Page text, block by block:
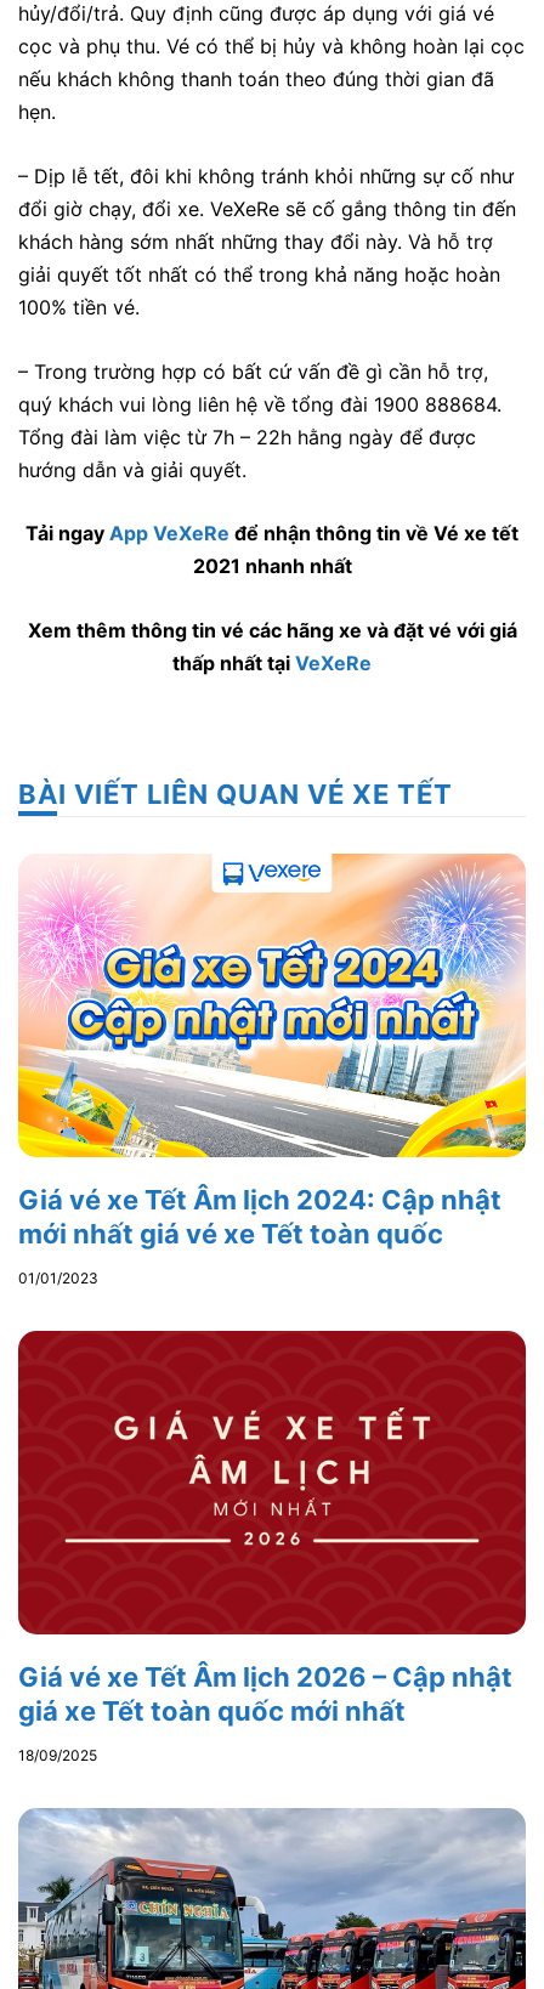
hủy/đổi/trả. Quy định cũng được áp dụng với giá vé
cọc và phụ thu. Vé có thể bị hủy và không hoàn lại cọc
nếu khách không thanh toán theo đúng thời gian đã
hẹn.
– Dịp lễ tết, đôi khi không tránh khỏi những sự cố như
đổi giờ chạy, đổi xe. VeXeRe sẽ cố gắng thông tin đến
khách hàng sớm nhất những thay đổi này. Và hỗ trợ
giải quyết tốt nhất có thể trong khả năng hoặc hoàn
100% tiền vé.
– Trong trường hợp có bất cứ vấn đề gì cần hỗ trợ,
quý khách vui lòng liên hệ về tổng đài 1900 888684.
Tổng đài làm việc từ 7h – 22h hằng ngày để được
hướng dẫn và giải quyết.
Tải ngay App VeXeRe để nhận thông tin về Vé xe tết
2021 nhanh nhất
Xem thêm thông tin vé các hãng xe và đặt vé với giá
thấp nhất tại VeXeRe
BÀI VIẾT LIÊN QUAN VÉ XE TẾT
Giá vé xe Tết Âm lịch 2024: Cập nhật
mới nhất giá vé xe Tết toàn quốc
01/01/2023
Giá vé xe Tết Âm lịch 2026 – Cập nhật
giá xe Tết toàn quốc mới nhất
18/09/2025